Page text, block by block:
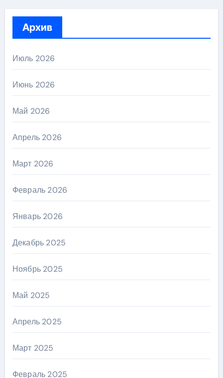
Архив
Июль 2026
Июнь 2026
Май 2026
Апрель 2026
Март 2026
Февраль 2026
Январь 2026
Декабрь 2025
Ноябрь 2025
Май 2025
Апрель 2025
Март 2025
Февраль 2025